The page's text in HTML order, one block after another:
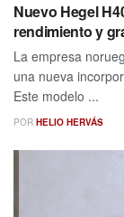
Nuevo Hegel
rendimiento y
La empresa
una nueva
Este modelo ...
POR HELIO HERVÁS